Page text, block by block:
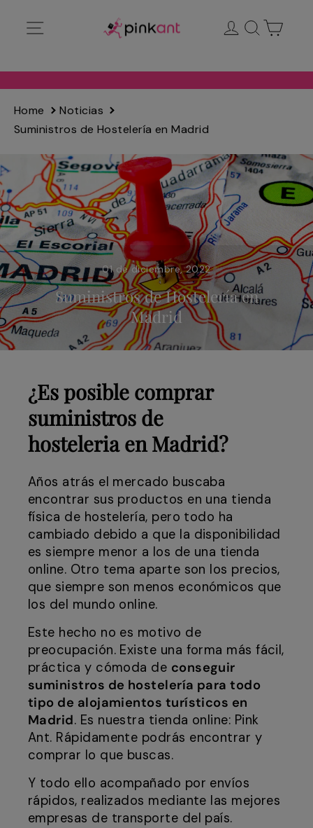
directamente
Ingresar
Buscar
Home
Noticias
Suministros de Hostelería en Madrid
01 de diciembre, 2022
Suministros de Hostelería en
Madrid
¿Es posible comprar
suministros de
hosteleria en Madrid?
Años atrás el mercado buscaba
encontrar sus productos en una tienda
física de hostelería, pero todo ha
cambiado debido a que la disponibilidad
es siempre menor a los de una tienda
online. Otro tema aparte son los precios,
que siempre son menos económicos que
los del mundo online.
Este hecho no es motivo de
preocupación. Existe una forma más fácil,
práctica y cómoda de conseguir
suministros de hostelería para todo
tipo de alojamientos turísticos en
Madrid. Es nuestra tienda online: Pink
Ant. Rápidamente podrás encontrar y
comprar lo que buscas.
Y todo ello acompañado por envíos
rápidos, realizados mediante las mejores
empresas de transporte del país.